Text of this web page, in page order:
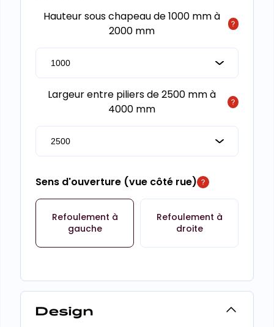
Hauteur sous chapeau de 1000 mm à
2000 mm
Largeur entre piliers de 2500 mm à
4000 mm
Sens d'ouverture (vue côté rue)
Refoulement à
gauche
Refoulement à
droite
Design